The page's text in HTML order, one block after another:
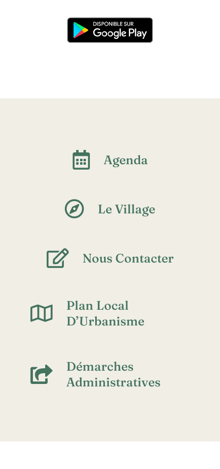
Agenda
Le Village
Nous Contacter
Plan Local
D’Urbanisme
Démarches
Administratives